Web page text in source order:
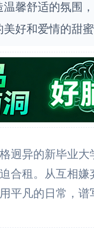
馨舒适的氛围
好和爱情的甜
迥异的新毕业大
合租。从互相嫌
平凡的日常，谱